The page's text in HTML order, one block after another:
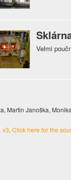
Velmi
Janoška,
v3. Click here for the